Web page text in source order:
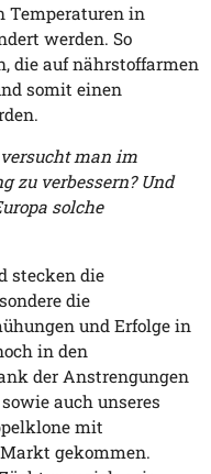
Temperaturen in
werden. So
die auf nährstoffarmen
somit einen
man im
zu verbessern? Und
solche
stecken die
die
und Erfolge in
in den
der Anstrengungen
auch unseres
mit
gekommen.